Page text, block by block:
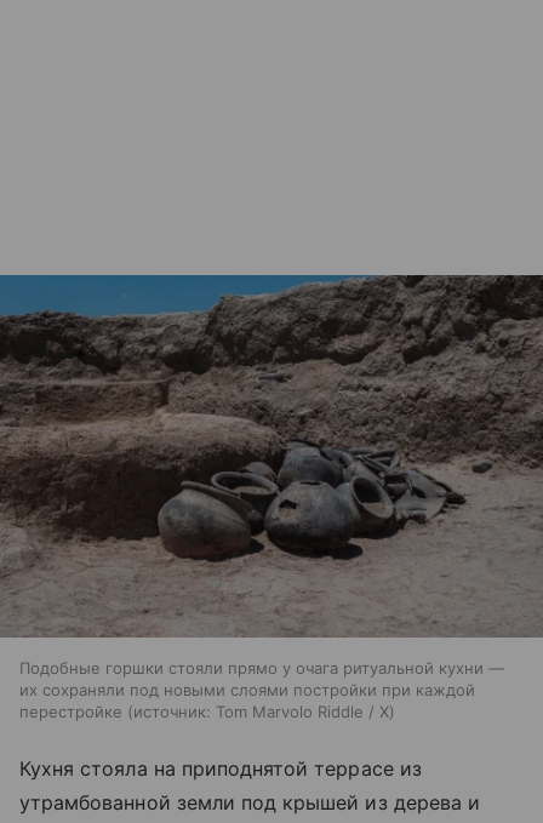
Подобные горшки стояли прямо у очага ритуальной кухни —
их сохраняли под новыми слоями постройки при каждой
перестройке
источник: Tom Marvolo Riddle / X
Кухня стояла на приподнятой террасе из
утрамбованной земли под крышей из дерева и